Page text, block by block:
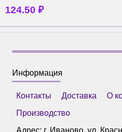
124.50 ₽
Информация
Контакты Доставка
О
Производство
Адрес: г. Иваново, ул.